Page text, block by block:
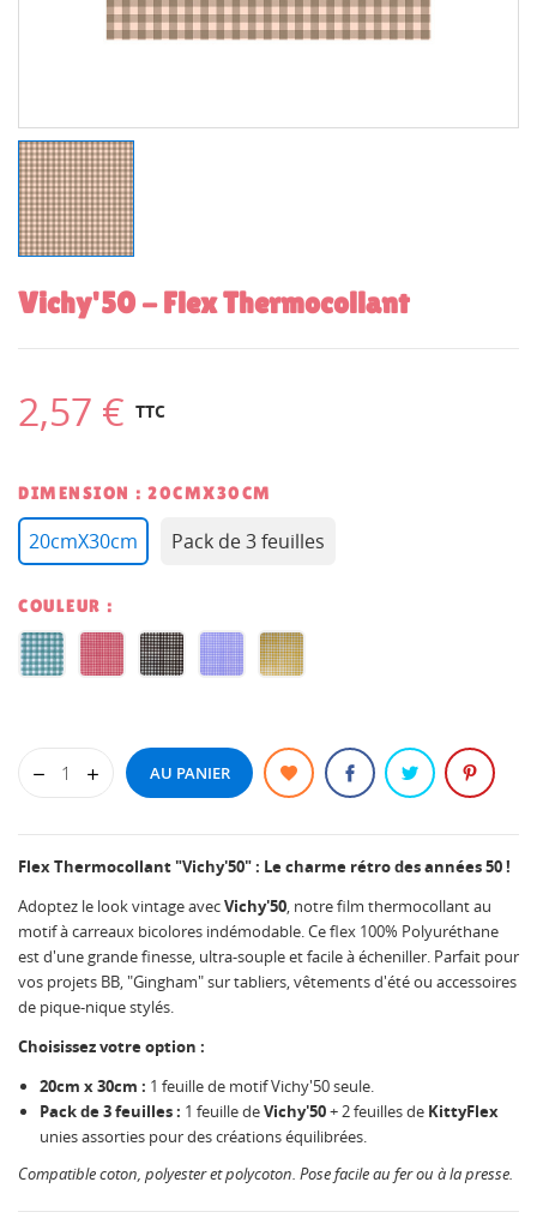
Vichy'50 - Flex Thermocollant
2,57 € TTC
DIMENSION : 20CMX30CM
20cmX30cm Pack de 3 feuilles
COULEUR :
Mint
93
BB
BLACKPROVENCAL
93
YEL
93
AU PANIER
Flex Thermocollant "Vichy'50" : Le charme rétro des années 50 !
Adoptez le look vintage avecVichy'50, notre film thermocollant au
motif à carreaux bicolores indémodable. Ce flex 100% Polyuréthane
est d'une grande finesse, ultra-souple et facile à écheniller. Parfait pour
vos projets BB, "Gingham" sur tabliers, vêtements d'été ou accessoires
de pique-nique stylés.
Choisissez votre option :
20cm x 30cm : 1 feuille de motif Vichy'50 seule.
Pack de 3 feuilles : 1 feuille deVichy'50+ 2 feuilles de KittyFlex
unies assorties pour des créations équilibrées.
Compatible coton, polyester et polycoton. Pose facile au fer ou à la presse.